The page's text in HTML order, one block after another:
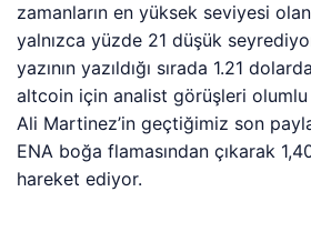
zamanların en yüksek seviyesi
yalnızca yüzde 21 düşük
yazının yazıldığı sırada 1.21
altcoin için analist görüşleri
Ali Martinez’in geçtiğimiz son
ENA boğa flamasından çıkarak
hareket ediyor.